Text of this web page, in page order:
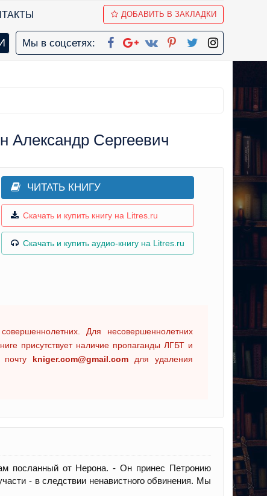
ДОБАВИТЬ В ЗАКЛАДКИ
Мы в соцсетях:
Александр Сергеевич
ЧИТАТЬ КНИГУ
Скачать и купить книгу на Litres.ru
Скачать и купить аудио-книгу на Litres.ru
Для несовершеннолетних
присутствует наличие пропаганды ЛГБТ и
почту kniger.com@gmail.com для удаления
посланный от Нерона. - Он принес Петронию
- в следствии ненавистного обвинения. Мы